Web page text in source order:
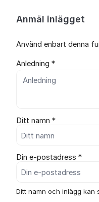
Anmäl inlägget
Använd enbart denna
Anledning *
Ditt namn *
Din e-postadress *
Ditt namn och inlägg kan